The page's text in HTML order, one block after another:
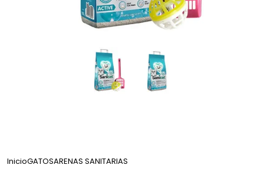
InicioGATOSARENAS SANITARIAS